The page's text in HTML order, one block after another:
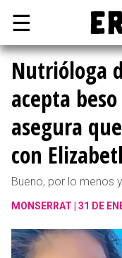
☰
Nutrióloga
acepta
asegura
con
Bueno, por lo menos
MONSERRAT 31 DE